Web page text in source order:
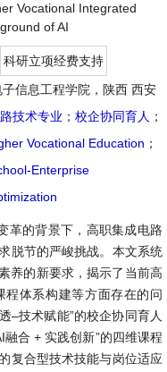
Vocational Integrated
of AI
科研立项经费支持
子信息工程学院，陕西 西安
技术专业 ； 校企协同育人 ；
Vocational Education ；
Enterprise
革的背景下，高职集成电路
脱节的严峻挑战。本文系统
养的新要求，揭示了当前高
体系构建等方面存在的问
–技术赋能”的校企协同育人
合 + 实践创新”的四维课程
复合型技术技能与岗位适应